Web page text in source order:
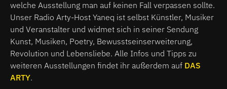
welche Ausstellung man auf keinen Fall verpassen sollte.
Unser Radio Arty-Host Yaneq ist selbst Künstler, Musiker
und Veranstalter und widmet sich in seiner Sendung
Kunst, Musiken, Poetry, Bewusstseinserweiterung,
Revolution und Lebensliebe. Alle Infos und Tipps zu
weiteren Ausstellungen findet ihr außerdem auf DAS
ARTY.